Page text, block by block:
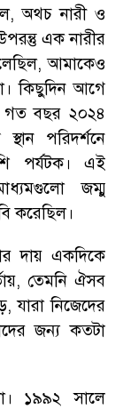
,অথচ নারী ও
এক নারীর
,আমাকেও
। কিছুদিন আগে
গত বছর ২০২৪
পরিদর্শনে
পর্যটক।
এই
জম্মু
করেছিল।
দায় একদিকে
, তেমনি ঐসব
,যারা নিজেদের
জন্য কতটা
।
১৯৯২ সালে